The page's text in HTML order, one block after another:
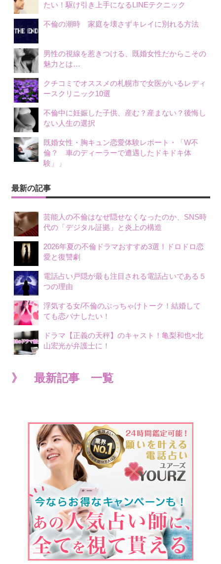
たい！駆け引き上手になるLINEテクニック
不倫の潮時 家庭を壊さずキレイに別れる方法
男性の視線を惹きつける、既婚女性だからこその
魅力とは…
クチコミでオススメの札幌市で女医がいるレディ
ースクリニック10選
不倫中に妊娠した子供、産む？産まない？後悔し
ない人生の選択
既婚女性・胸キュン恋愛体験レポート・「W不
倫？ 車のディーラーで遭遇したドキドキ体
験」」
最新の記事
芸能人の不倫はなぜ隠せなくなったのか、SNS時
代の「デジタル証拠」と炎上の構造
2026年夏の不倫ドラマおすすめ3選！ドロドロ恋
愛と復讐劇
電話占い戸隠が最も注目される電話占いである５
つの理由
浮気する女/不倫のぶっちゃけトーク！結婚して
ても恋バナしたい！
ドラマ【正義の天秤】のキャスト！亀梨和也×北
山宏光が弁護士に！
》 最新記事 一覧